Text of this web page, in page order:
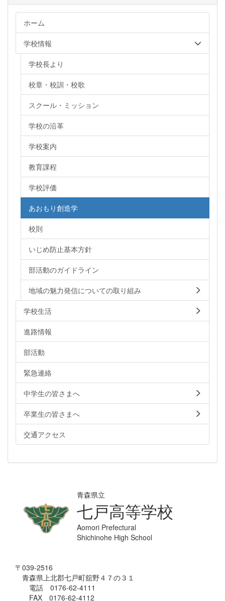
ホーム
学校情報
学校長より
校章・校訓・校歌
スクール・ミッション
学校の沿革
学校案内
教育課程
学校評価
あおもり創造学
校則
いじめ防止基本方針
部活動のガイドライン
地域の魅力発信についての取り組み
学校生活
進路情報
部活動
緊急連絡
中学生の皆さまへ
卒業生の皆さまへ
交通アクセス
青森県立
七戸高等学校
Aomori Prefectural
Shichinohe High School
〒039-2516
青森県上北郡七戸町舘野４７の３１
電話 0176-62-4111
FAX 0176-62-4112